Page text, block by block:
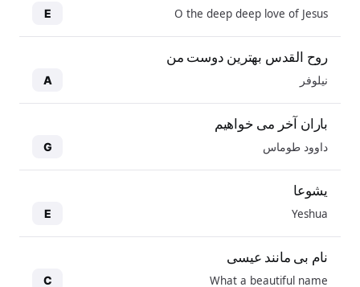
O the deep deep love of Jesus
E
روح القدس بهترین دوست من
نیلوفر A
باران آخر می خواهیم
داوود طوماس G
یشوعا
Yeshua
E
نام بی مانند عیسی
What a beautiful name
C